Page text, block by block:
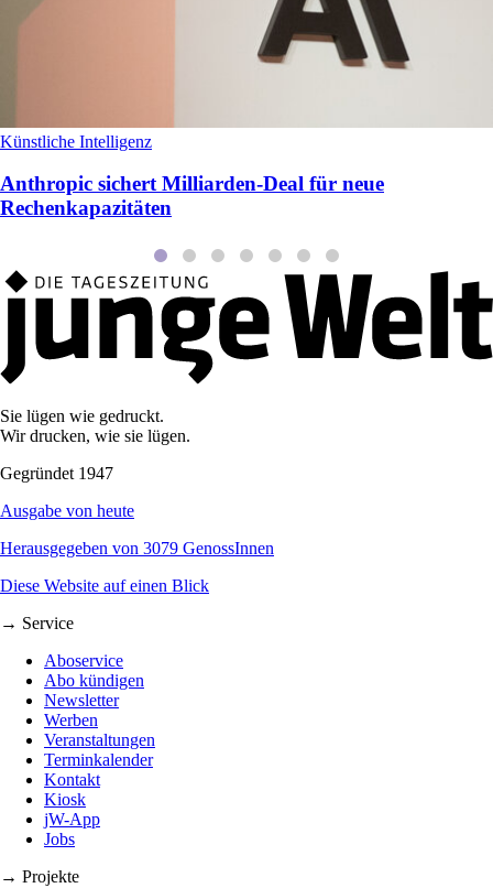
Künstliche Intelligenz
Anthropic sichert Milliarden‑Deal für neue
Rechenkapazitäten
Sie lügen wie gedruckt.
Wir drucken, wie sie lügen.
Gegründet 1947
Ausgabe von heute
Herausgegeben von 3079 GenossInnen
Diese Website auf einen Blick
→ Service
Aboservice
Abo kündigen
Newsletter
Werben
Veranstaltungen
Terminkalender
Kontakt
Kiosk
jW-App
Jobs
→ Projekte